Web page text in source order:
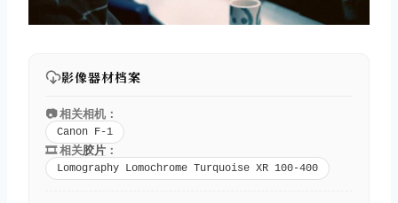
影像器材档案
📷 相关相机：
Canon F-1
🎞️ 相关胶片 ：
Lomography Lomochrome Turquoise XR 100-400